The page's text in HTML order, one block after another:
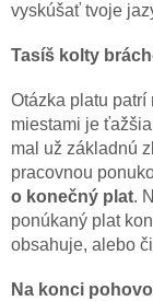
vyskúšať tvoje
Tasíš kolty
Otázka platu
miestami je
mal už základnú
pracovnou
o konečný plat.
ponúkaný plat
obsahuje, alebo
Na konci